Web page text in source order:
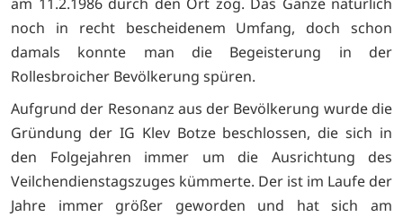
noch in recht bescheidenem Umfang, doch schon
damals konnte man die Begeisterung in der
Rollesbroicher Bevölkerung spüren.
Aufgrund der Resonanz aus der Bevölkerung wurde die
Gründung der IG Klev Botze beschlossen, die sich in
den Folgejahren immer um die Ausrichtung des
Veilchendienstagszuges kümmerte. Der ist im Laufe der
Jahre immer größer geworden und hat sich am